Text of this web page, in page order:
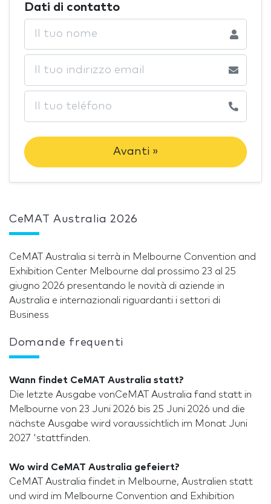
Dati di contatto
Avanti »
CeMAT Australia 2026
CeMAT Australia si terrà in Melbourne Convention and
Exhibition Center Melbourne dal prossimo 23 al 25
giugno 2026 presentando le novità di aziende in
Australia e internazionali riguardanti i settori di
Business
Domande frequenti
Wann findet CeMAT Australia statt?
Die letzte Ausgabe vonCeMAT Australia fand statt in
Melbourne von 23 Juni 2026 bis 25 Juni 2026 und die
nächste Ausgabe wird voraussichtlich im Monat Juni
2027 'stattfinden.
Wo wird CeMAT Australia gefeiert?
CeMAT Australia findet in Melbourne, Australien statt
und wird im Melbourne Convention and Exhibition